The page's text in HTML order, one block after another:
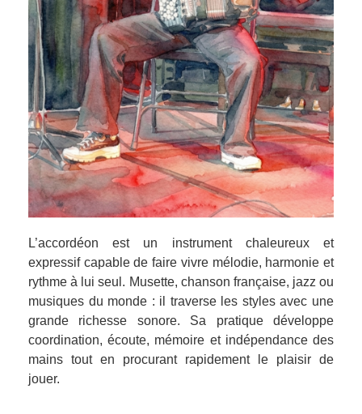
L’accordéon est un instrument chaleureux et
expressif capable de faire vivre mélodie, harmonie et
rythme à lui seul. Musette, chanson française, jazz ou
musiques du monde : il traverse les styles avec une
grande richesse sonore. Sa pratique développe
coordination, écoute, mémoire et indépendance des
mains tout en procurant rapidement le plaisir de
jouer.